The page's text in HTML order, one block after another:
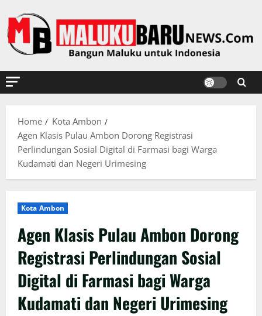
to
content
Home
Kota Ambon
Agen Klasis Pulau Ambon Dorong Registrasi
Perlindungan Sosial Digital di Farmasi bagi Warga
Kudamati dan Negeri Urimesing
Kota Ambon
Agen Klasis Pulau Ambon Dorong
Registrasi Perlindungan Sosial
Digital di Farmasi bagi Warga
Kudamati dan Negeri Urimesing